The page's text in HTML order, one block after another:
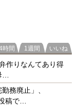
時間 1週間 いいね
作りなんてあり得
務廃止」、
稿で…